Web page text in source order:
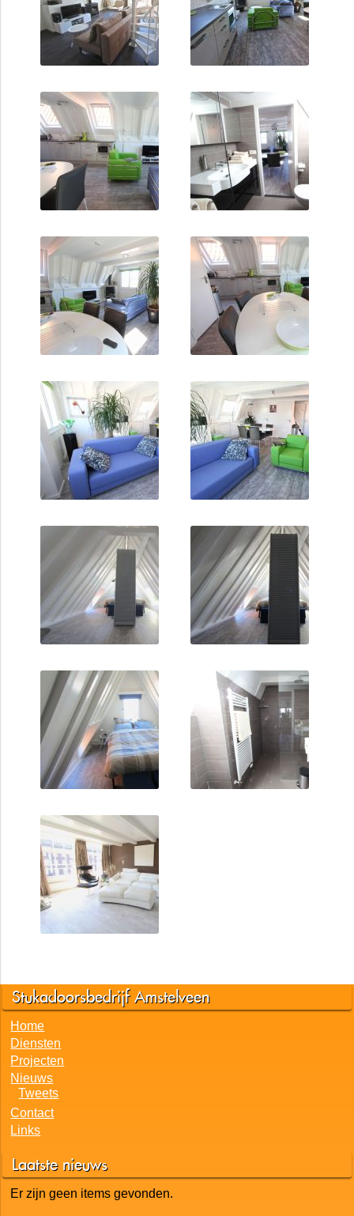
Stukadoorsbedrijf Amstelveen
Home
Diensten
Projecten
Nieuws
Tweets
Contact
Links
Laatste nieuws
Er zijn geen items gevonden.